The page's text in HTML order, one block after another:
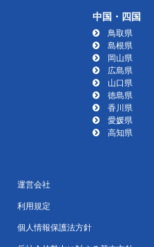
中国・四国
鳥取県
島根県
岡山県
広島県
山口県
徳島県
香川県
愛媛県
高知県
運営会社
利用規定
個人情報保護法方針